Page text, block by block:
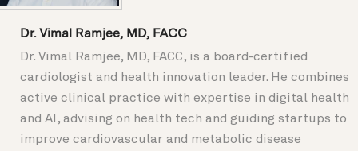
Dr. Vimal Ramjee, MD, FACC
Dr. Vimal Ramjee, MD, FACC, is a board-certified
cardiologist and health innovation leader. He combines
active clinical practice with expertise in digital health
and AI, advising on health tech and guiding startups to
improve cardiovascular and metabolic disease